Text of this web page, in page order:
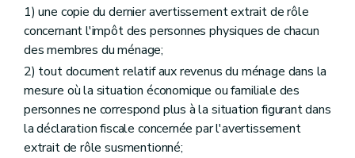
1) une copie du dernier avertissement extrait de rôle
concernant l'impôt des personnes physiques de chacun
des membres du ménage;
2) tout document relatif aux revenus du ménage dans la
mesure où la situation économique ou familiale des
personnes ne correspond plus à la situation figurant dans
la déclaration fiscale concernée par l'avertissement
extrait de rôle susmentionné;